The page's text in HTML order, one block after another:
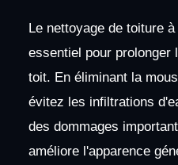
Le nettoyage de toiture
essentiel pour prolonger
toit. En éliminant la
évitez les infiltrations
des dommages
améliore l'apparence